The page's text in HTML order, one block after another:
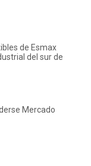
de Esmax
del sur de
Mercado